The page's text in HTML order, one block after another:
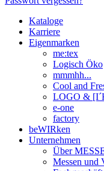
Kataloge
Karriere
Eigenmarken
me:tex
Logisch Öko
mmmhh...
Cool and
LOGO &
e-one
factory
beWIRken
Unternehmen
Über
Messen und